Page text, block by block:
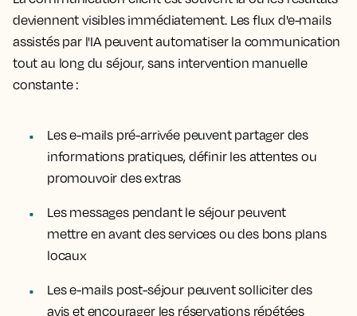
deviennent visibles immédiatement. Les flux d'e-mails
assistés par l'IA peuvent automatiser la communication
tout au long du séjour, sans intervention manuelle
constante :
Les e-mails pré-arrivée peuvent partager des
informations pratiques, définir les attentes ou
promouvoir des extras
Les messages pendant le séjour peuvent
mettre en avant des services ou des bons plans
locaux
Les e-mails post-séjour peuvent solliciter des
avis et encourager les réservations répétées